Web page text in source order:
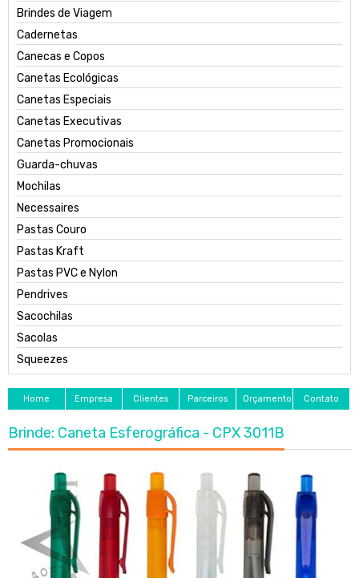
Brindes de Viagem
Cadernetas
Canecas e Copos
Canetas Ecológicas
Canetas Especiais
Canetas Executivas
Canetas Promocionais
Guarda-chuvas
Mochilas
Necessaires
Pastas Couro
Pastas Kraft
Pastas PVC e Nylon
Pendrives
Sacochilas
Sacolas
Squeezes
Home Empresa Clientes Parceiros Orçamento Contato
Brinde: Caneta Esferográfica - CPX 3011B